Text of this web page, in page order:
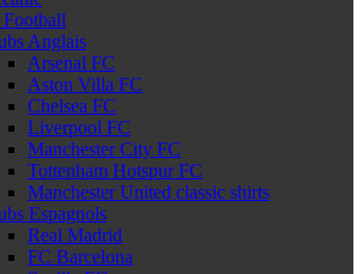
Anglais
Arsenal FC
Aston Villa FC
Chelsea FC
Liverpool FC
Manchester City FC
Tottenham Hotspur FC
Manchester United classic shirts
Espagnols
Real Madrid
FC Barcelona